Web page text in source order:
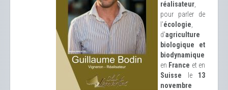
réalisateur
pour parler de
l'écologie
d'agriculture
biologique et
biodynamique
en France et en
Suisse le 13
novembre